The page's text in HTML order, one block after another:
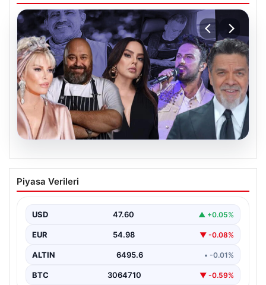
06.08.2026
MASAK’tan Ahbap Derneği raporu.
Hangi ünlü ne kadar bağış yaptı?
Bağışlar ve Ünlü İsimlerin Katkıları", "content": "İstanbul
Cumhuriyet…
Piyasa Verileri
USD 47.60 ▲ +0.05%
EUR 54.98 ▼ -0.08%
ALTIN 6495.6 • -0.01%
BTC 3064710 ▼ -0.59%